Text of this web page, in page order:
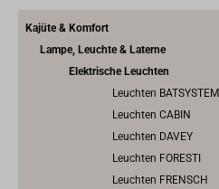
Kajüte & Komfort
Lampe, Leuchte & Laterne
Elektrische Leuchten
Leuchten BATSYSTEM
Leuchten CABIN
Leuchten DAVEY
Leuchten FORESTI
Leuchten FRENSCH